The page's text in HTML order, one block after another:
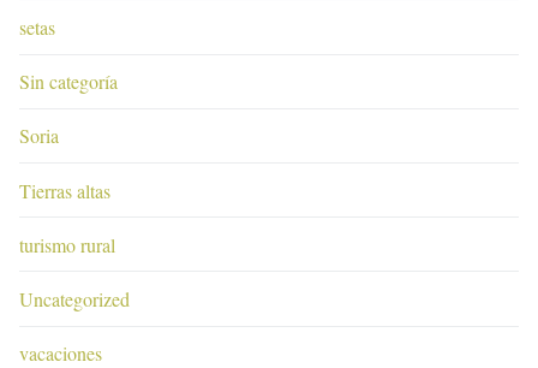
setas
Sin categoría
Soria
Tierras altas
turismo rural
Uncategorized
vacaciones